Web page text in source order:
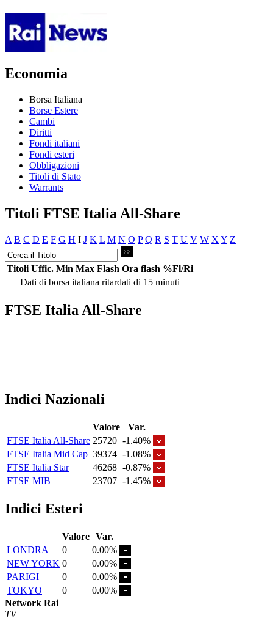
Economia
Borsa Italiana
Borse Estere
Cambi
Diritti
Fondi italiani
Fondi esteri
Obbligazioni
Titoli di Stato
Warrants
Titoli FTSE Italia All-Share
A B C D E F G H I J K L M N O P Q R S T U V W X Y Z
Titoli Uffic. Min Max Flash Ora flash %Fl/Ri
Dati di borsa italiana ritardati di 15 minuti
FTSE Italia All-Share
Indici Nazionali
Valore
Var.
FTSE Italia All-Share 25720 -1.40%
FTSE Italia Mid Cap 39374 -1.08%
FTSE Italia Star
46268 -0.87%
FTSE MIB
23707 -1.45%
Indici Esteri
Valore Var.
LONDRA
0
0.00%
NEW YORK 0
0.00%
PARIGI
0
0.00%
TOKYO
0
0.00%
Network Rai
TV